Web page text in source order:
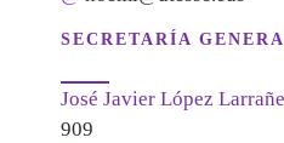
SECRETARÍA
José Javier López
909